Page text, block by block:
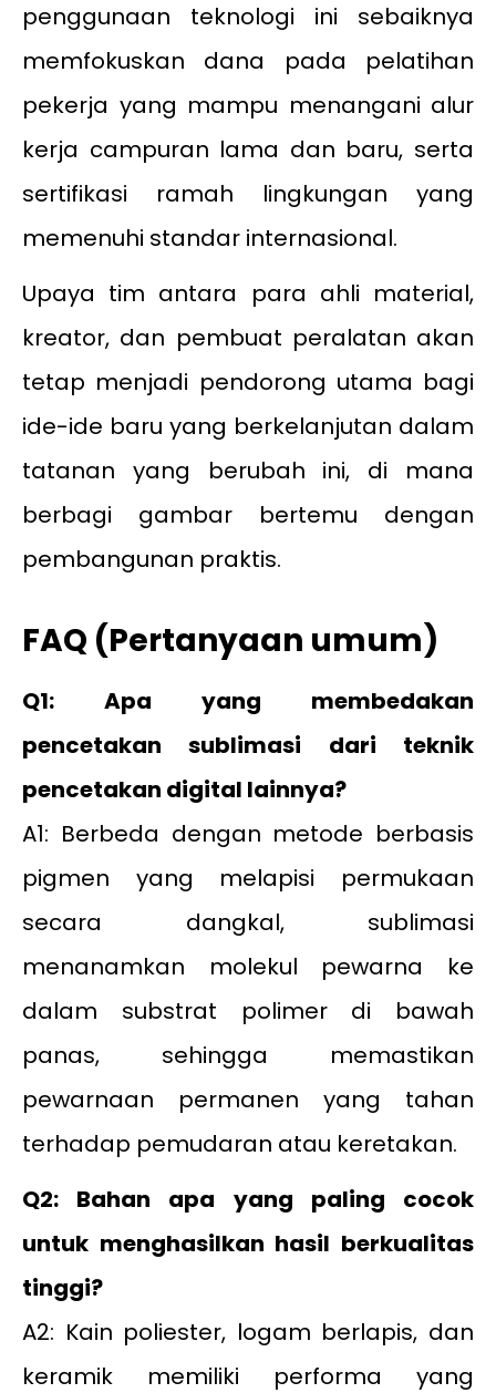
penggunaan teknologi ini sebaiknya
memfokuskan dana pada pelatihan
pekerja yang mampu menangani alur
kerja campuran lama dan baru, serta
sertifikasi ramah lingkungan yang
memenuhi standar internasional.
Upaya tim antara para ahli material,
kreator, dan pembuat peralatan akan
tetap menjadi pendorong utama bagi
ide-ide baru yang berkelanjutan dalam
tatanan yang berubah ini, di mana
berbagi gambar bertemu dengan
pembangunan praktis.
FAQ (Pertanyaan umum)
Q1: Apa yang membedakan
pencetakan sublimasi dari teknik
pencetakan digital lainnya?
A1: Berbeda dengan metode berbasis
pigmen yang melapisi permukaan
secara dangkal, sublimasi
menanamkan molekul pewarna ke
dalam substrat polimer di bawah
panas, sehingga memastikan
pewarnaan permanen yang tahan
terhadap pemudaran atau keretakan.
Q2: Bahan apa yang paling cocok
untuk menghasilkan hasil berkualitas
tinggi?
A2: Kain poliester, logam berlapis, dan
keramik memiliki performa yang